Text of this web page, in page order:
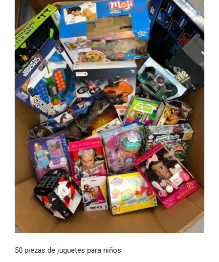
100 piezas de juguetes para niños
50 piezas de juguetes para niños